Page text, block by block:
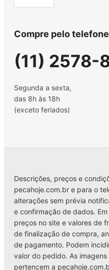
Compre pelo telefone
(11) 2578-
Segunda a sexta,
das 8h às 18h
(exceto feriados)
Descrições, preços e
pecahoje.com.br e para o
alterações sem prévia
e confirmação de dados.
preços no site e valores de
de finalização de compra,
de pagamento. Podem
valor do pedido. As
pertencem a